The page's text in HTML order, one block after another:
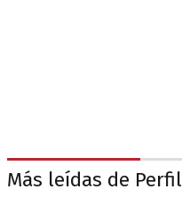
Más leídas de Perfil